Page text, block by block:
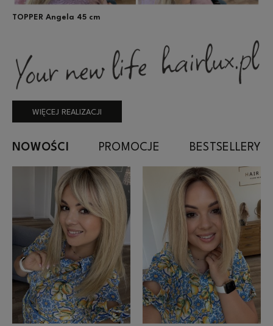
TOPPER Angela 45 cm
WIĘCEJ REALIZACJI
NOWOŚCI PROMOCJE BESTSELLERY